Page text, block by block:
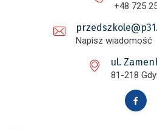
+48 725
Napisz wiadomość
ul.
81-218